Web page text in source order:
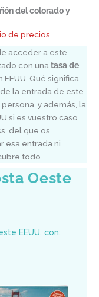
del colorado y
de precios
acceder a este
con una tasa de
Qué significa
la entrada de este
y además, la
si es vuestro caso.
del que os
esa entrada ni
todo.
Oeste
EEUU, con: